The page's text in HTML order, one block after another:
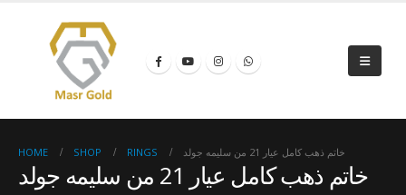
HOME SHOP RINGS خاتم ذهب كامل عيار 21 من سليمه جولد
خاتم ذهب كامل عيار 21 من سليمه جولد